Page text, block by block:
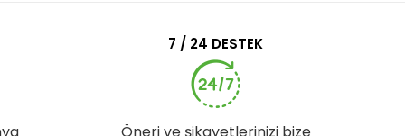
7 / 24 DESTEK